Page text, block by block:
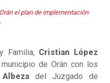
el plan de implementación
Familia, Cristian López
de Orán con los
del Juzgado de